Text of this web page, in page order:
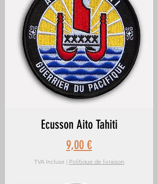
Ecusson Aito Tahiti
Prix
9,00 €
TVA Incluse | Politique de livraison